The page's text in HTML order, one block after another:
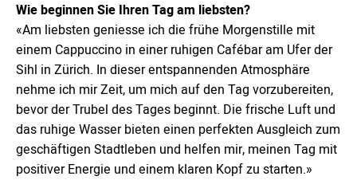
Wie beginnen Sie Ihren Tag am liebsten?
«Am liebsten geniesse ich die frühe Morgenstille mit
einem Cappuccino in einer ruhigen Cafébar am Ufer der
Sihl in Zürich. In dieser entspannenden Atmosphäre
nehme ich mir Zeit, um mich auf den Tag vorzubereiten,
bevor der Trubel des Tages beginnt. Die frische Luft und
das ruhige Wasser bieten einen perfekten Ausgleich zum
geschäftigen Stadtleben und helfen mir, meinen Tag mit
positiver Energie und einem klaren Kopf zu starten.»